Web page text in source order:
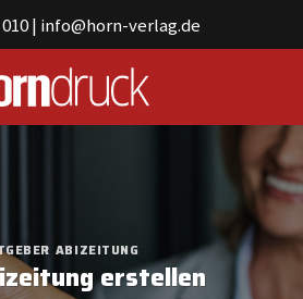
| info@horn-verlag.de
ABIZEITUNG
erstellen